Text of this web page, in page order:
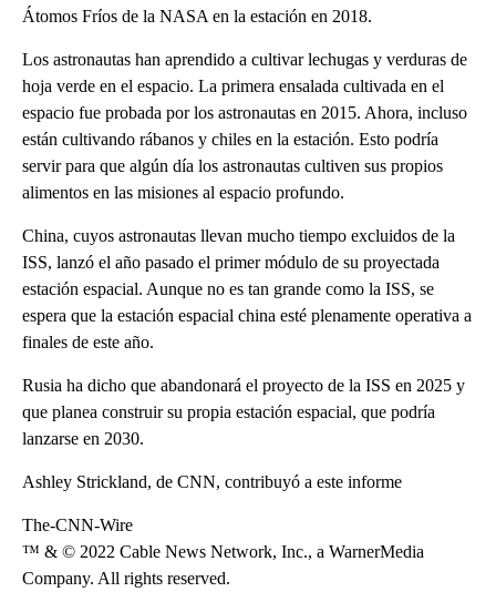
Átomos Fríos de la NASA en la estación en 2018.
Los astronautas han aprendido a cultivar lechugas y verduras de
hoja verde en el espacio. La primera ensalada cultivada en el
espacio fue probada por los astronautas en 2015. Ahora, incluso
están cultivando rábanos y chiles en la estación. Esto podría
servir para que algún día los astronautas cultiven sus propios
alimentos en las misiones al espacio profundo.
China, cuyos astronautas llevan mucho tiempo excluidos de la
ISS, lanzó el año pasado el primer módulo de su proyectada
estación espacial. Aunque no es tan grande como la ISS, se
espera que la estación espacial china esté plenamente operativa a
finales de este año.
Rusia ha dicho que abandonará el proyecto de la ISS en 2025 y
que planea construir su propia estación espacial, que podría
lanzarse en 2030.
Ashley Strickland, de CNN, contribuyó a este informe
The-CNN-Wire
™ & © 2022 Cable News Network, Inc., a WarnerMedia
Company. All rights reserved.